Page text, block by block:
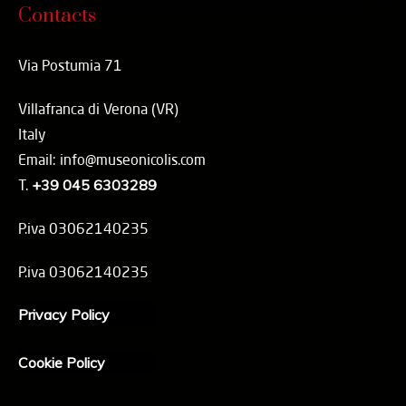
Contacts
Via Postumia 71
Villafranca di Verona (VR)
Italy
Email: info@museonicolis.com
T. +39 045 6303289
P.iva 03062140235
P.iva 03062140235
Privacy Policy
Cookie Policy